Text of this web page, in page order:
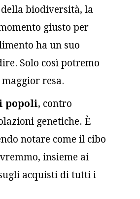
biodiversità, la
giusto per
ha un suo
Solo così potremo
resa.
popoli, contro
genetiche. È
notare come il cibo
insieme ai
acquisti di tutti i